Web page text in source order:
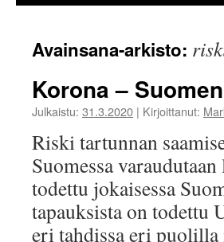
Avainsana-arkisto:
Korona –
Julkaistu: 31.3.2020 | Kirjoittanut:
Riski tartunnan
Suomessa
todettu jokaisessa
tapauksista on todettu
eri tahdissa eri